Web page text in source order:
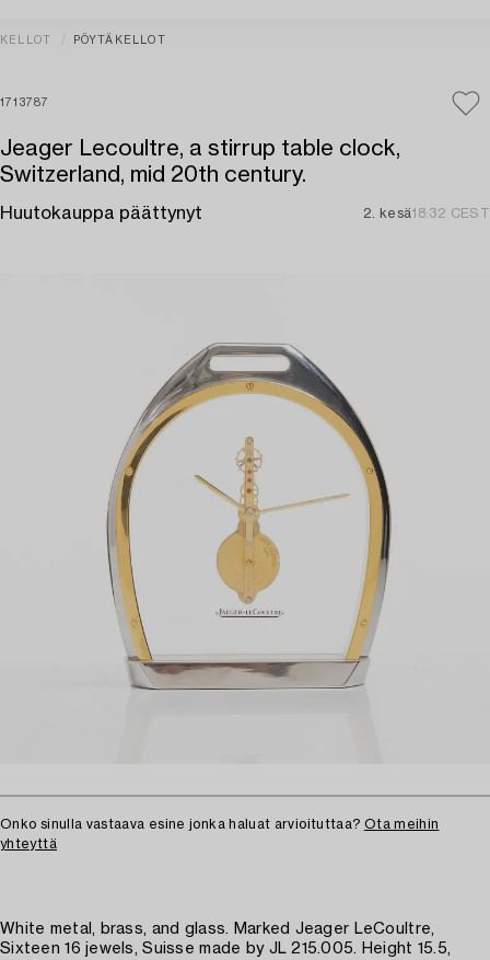
KELLOT PÖYTÄKELLOT
1713787
Jeager Lecoultre, a stirrup table clock,
Switzerland, mid 20th century.
Huutokauppa päättynyt 2. kesä18:32 CEST
Onko sinulla vastaava esine jonka haluat arvioituttaa? Ota meihin
yhteyttä
White metal, brass, and glass. Marked Jeager LeCoultre,
Sixteen 16 jewels, Suisse made by JL 215.005. Height 15.5,